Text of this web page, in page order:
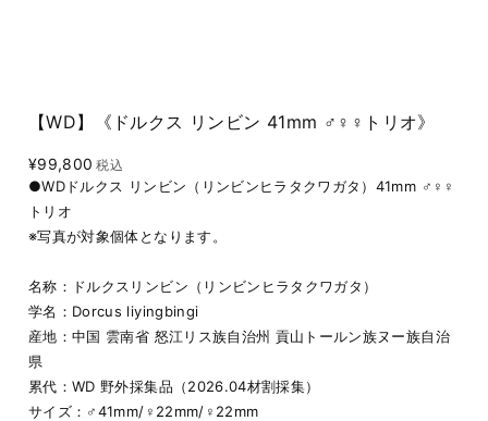
【WD】《ドルクス リンビン 41mm ♂♀♀トリオ》
¥99,800 税込
●WDドルクス リンビン（リンビンヒラタクワガタ）41mm ♂♀♀
トリオ
※写真が対象個体となります。
名称：ドルクスリンビン（リンビンヒラタクワガタ）
学名：Dorcus liyingbingi
産地：中国 雲南省 怒江リス族自治州 貢山トールン族ヌー族自治
県
累代：WD 野外採集品（2026.04材割採集）
サイズ：♂41mm/♀22mm/♀22mm